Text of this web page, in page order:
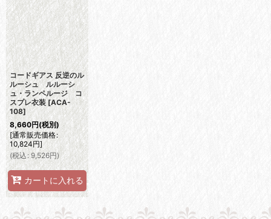
コードギアス 反逆のル
ルーシュ ルルーシ
ュ・ランペルージ コ
スプレ衣装 [ACA-
108]
8,660円(税別)
[通常販売価格:
10,824円]
(税込 : 9,526円)
カートに入れる